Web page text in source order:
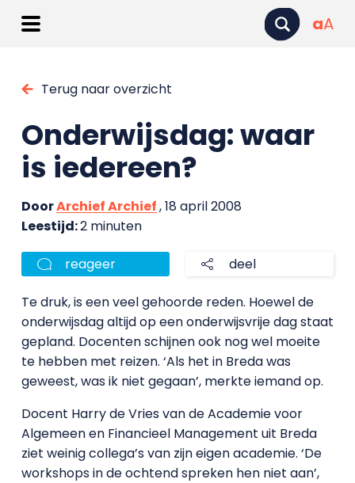
aA
Terug naar overzicht
Onderwijsdag: waar
is iedereen?
DoorArchief Archief, 18 april 2008
Leestijd:2 minuten
reageer deel
Te druk, is een veel gehoorde reden. Hoewel de
onderwijsdag altijd op een onderwijsvrije dag staat
gepland. Docenten schijnen ook nog wel moeite
te hebben met reizen. ‘Als het in Breda was
geweest, was ik niet gegaan’, merkte iemand op.
Docent Harry de Vries van de Academie voor
Algemeen en Financieel Management uit Breda
ziet weinig collega’s van zijn eigen academie. ‘De
workshops in de ochtend spreken hen niet aan’,